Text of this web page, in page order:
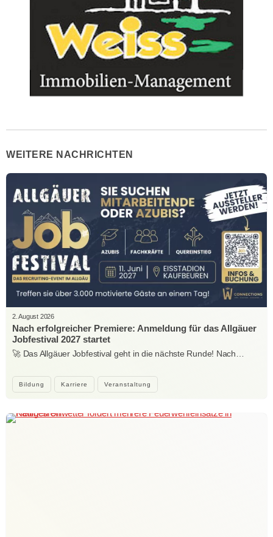
WEITERE NACHRICHTEN
Bildung Karriere Veranstaltung
2. August 2026
Nach erfolgreicher Premiere: Anmeldung für das Allgäuer
Jobfestival 2027 startet
🚀 Das Allgäuer Jobfestival geht in die nächste Runde! Nach…